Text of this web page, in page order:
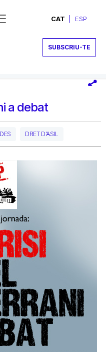
CAT ESP
SUBSCRIU-TE
a debat
DRET D'ASIL